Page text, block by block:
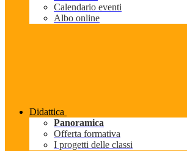
Calendario eventi
Albo online
Didattica
Panoramica
Offerta formativa
I progetti delle classi